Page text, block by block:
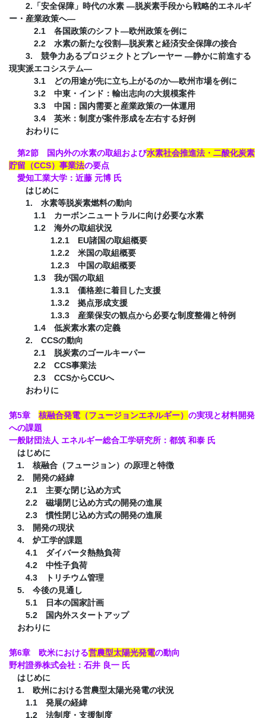
2.「安全保障」時代の水素 ―脱炭素手段から戦略的エネルギ
ー・産業政策へ―
2.1 各国政策のシフト―欧州政策を例に
2.2 水素の新たな役割―脱炭素と経済安全保障の接合
3. 競争力あるプロジェクトとプレーヤー ―静かに前進する
現実派エコシステム―
3.1 どの用途が先に立ち上がるのか―欧州市場を例に
3.2 中東・インド：輸出志向の大規模案件
3.3 中国：国内需要と産業政策の一体運用
3.4 英米：制度が案件形成を左右する好例
おわりに
第2節 国内外の水素の取組および水素社会推進法・二酸化炭素
貯留（CCS）事業法の要点
愛知工業大学：近藤 元博 氏
はじめに
1. 水素等脱炭素燃料の動向
1.1 カーボンニュートラルに向け必要な水素
1.2 海外の取組状況
1.2.1 EU諸国の取組概要
1.2.2 米国の取組概要
1.2.3 中国の取組概要
1.3 我が国の取組
1.3.1 価格差に着目した支援
1.3.2 拠点形成支援
1.3.3 産業保安の観点から必要な制度整備と特例
1.4 低炭素水素の定義
2. CCSの動向
2.1 脱炭素のゴールキーパー
2.2 CCS事業法
2.3 CCSからCCUへ
おわりに
第5章 核融合発電（フュージョンエネルギー） の実現と材料開発
への課題
一般財団法人 エネルギー総合工学研究所：都筑 和泰 氏
はじめに
1. 核融合（フュージョン）の原理と特徴
2. 開発の経緯
2.1 主要な閉じ込め方式
2.2 磁場閉じ込め方式の開発の進展
2.3 慣性閉じ込め方式の開発の進展
3. 開発の現状
4. 炉工学的課題
4.1 ダイバータ熱熱負荷
4.2 中性子負荷
4.3 トリチウム管理
5. 今後の見通し
5.1 日本の国家計画
5.2 国内外スタートアップ
おわりに
第6章 欧米における営農型太陽光発電の動向
野村證券株式会社：石井 良一 氏
はじめに
1. 欧州における営農型太陽光発電の状況
1.1 発展の経緯
1.2 法制度・支援制度